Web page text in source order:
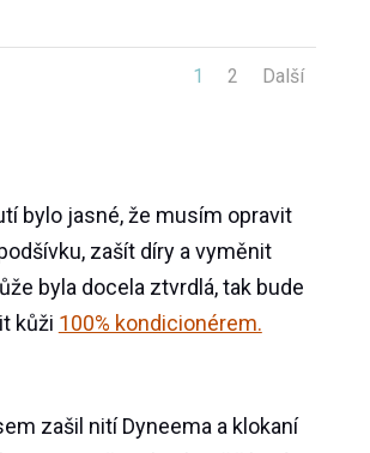
1 2 Další
bylo jasné, že musím opravit
zašít díry a vyměnit
byla docela ztvrdlá, tak bude
kůži 100% kondicionérem.
zašil nití Dyneema a klokaní